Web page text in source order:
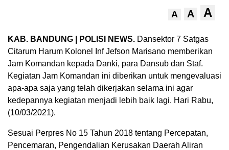
A A A
KAB. BANDUNG | POLISI NEWS. Dansektor 7 Satgas
Citarum Harum Kolonel Inf Jefson Marisano memberikan
Jam Komandan kepada Danki, para Dansub dan Staf.
Kegiatan Jam Komandan ini diberikan untuk mengevaluasi
apa-apa saja yang telah dikerjakan selama ini agar
kedepannya kegiatan menjadi lebih baik lagi. Hari Rabu,
(10/03/2021).
Sesuai Perpres No 15 Tahun 2018 tentang Percepatan,
Pencemaran, Pengendalian Kerusakan Daerah Aliran